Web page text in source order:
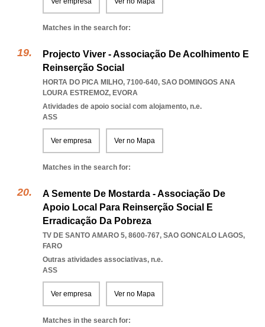
Matches in the search for:
Projecto Viver - Associação De Acolhimento E
Reinserção Social
HORTA DO PICA MILHO, 7100-640, SAO DOMINGOS ANA
LOURA ESTREMOZ, EVORA
Atividades de apoio social com alojamento, n.e.
ASS
Ver empresa Ver no Mapa
Matches in the search for:
A Semente De Mostarda - Associação De
Apoio Local Para Reinserção Social E
Erradicação Da Pobreza
TV DE SANTO AMARO 5, 8600-767, SAO GONCALO LAGOS,
FARO
Outras atividades associativas, n.e.
ASS
Ver empresa Ver no Mapa
Matches in the search for: